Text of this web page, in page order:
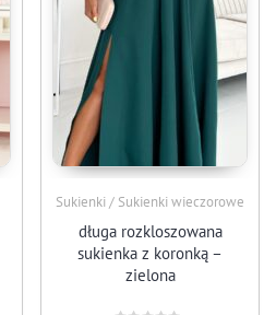
Sukienki / Sukienki wieczorowe
długa rozkloszowana
sukienka z koronką –
zielona